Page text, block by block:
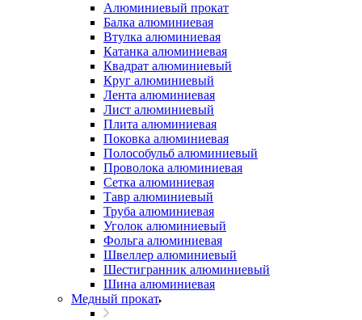
Алюминиевый прокат
Балка алюминиевая
Втулка алюминиевая
Катанка алюминиевая
Квадрат алюминиевый
Круг алюминиевый
Лента алюминиевая
Лист алюминиевый
Плита алюминиевая
Поковка алюминиевая
Полособульб алюминиевый
Проволока алюминиевая
Сетка алюминиевая
Тавр алюминиевый
Труба алюминиевая
Уголок алюминиевый
Фольга алюминиевая
Швеллер алюминиевый
Шестигранник алюминиевый
Шина алюминиевая
Медный прокат